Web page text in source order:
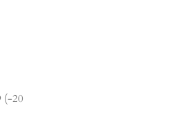
(-20